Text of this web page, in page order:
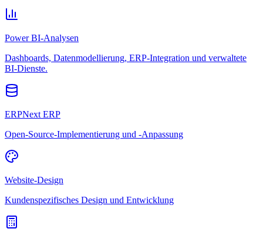
Power BI-Analysen
Dashboards, Datenmodellierung, ERP-Integration und verwaltete
BI-Dienste.
ERPNext ERP
Open-Source-Implementierung und -Anpassung
Website-Design
Kundenspezifisches Design und Entwicklung